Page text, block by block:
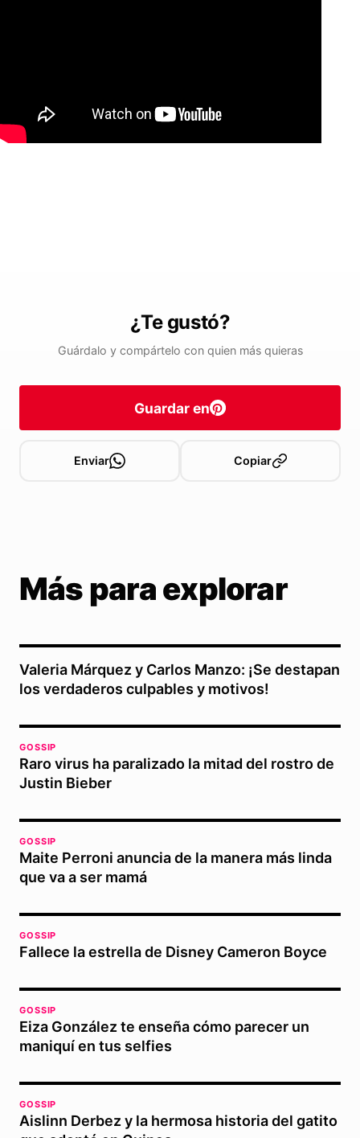
¿Te gustó?
Guárdalo y compártelo con quien más quieras
Guardar en
Enviar Copiar
Más para explorar
Valeria Márquez y Carlos Manzo: ¡Se destapan
los verdaderos culpables y motivos!
GOSSIP
Raro virus ha paralizado la mitad del rostro de
Justin Bieber
GOSSIP
Maite Perroni anuncia de la manera más linda
que va a ser mamá
GOSSIP
Fallece la estrella de Disney Cameron Boyce
GOSSIP
Eiza González te enseña cómo parecer un
maniquí en tus selfies
GOSSIP
Aislinn Derbez y la hermosa historia del gatito